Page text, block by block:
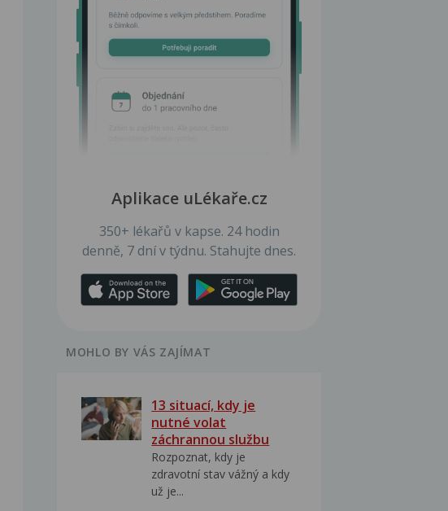
Aplikace uLékaře.cz
350+ lékařů v kapse. 24 hodin
denně, 7 dní v týdnu. Stahujte dnes.
MOHLO BY VÁS ZAJÍMAT
13 situací, kdy je
nutné volat
záchrannou službu
Rozpoznat, kdy je
zdravotní stav vážný a kdy
už je...